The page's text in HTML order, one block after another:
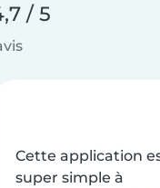
/ 5
Cette application
super simple à